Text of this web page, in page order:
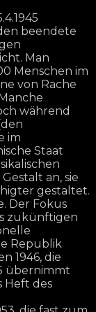
beendete
Man
Menschen im
von Rache
während
im
Staat
an, sie
gestaltet.
Der Fokus
zukünftigen
Republik
1946, die
übernimmt
Heft des